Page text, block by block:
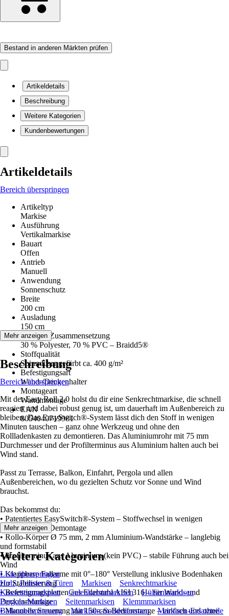
Bestand in anderen Märkten prüfen
Artikeldetails
Beschreibung
Weitere Kategorien
Kundenbewertungen
Artikeldetails
Bereich überspringen
Artikeltyp
Markise
Ausführung
Vertikalmarkise
Bauart
Offen
Antrieb
Manuell
Anwendung
Sonnenschutz
Breite
200 cm
Ausladung
150 cm
Material-Zusammensetzung
30 % Polyester, 70 % PVC – Braidd5®
Stoffqualität
Spinndüsengefärbt ca. 400 g/m²
Befestigungsart
Wand-/Deckenhalter
Montageart
Wandmontage
EAN
8054040719981
Mehr anzeigen
Beschreibung
Bereich überspringen
Mit der Easy Roll 2.0 holst du dir eine Senkrechtmarkise, die schnell
reagiert und dabei robust genug ist, um dauerhaft im Außenbereich zu
bleiben. Das EasySwitch®-System lässt dich den Stoff in wenigen
Minuten tauschen – ganz ohne Werkzeug und ohne den
Rollladenkasten zu demontieren. Das Aluminiumrohr mit 75 mm
Durchmesser und der Profilterminus aus Aluminium halten auch bei
Wind stand.
Passt zu Terrasse, Balkon, Einfahrt, Pergola und allen
Außenbereichen, wo du gezielten Schutz vor Sonne und Wind
brauchst.
Das bekommst du:
• Patentiertes EasySwitch®-System – Stoffwechsel in wenigen
Minuten, ohne Demontage
• Rollo-Körper Ø 75 mm, 2 mm Aluminium-Wandstärke – langlebig
und formstabil
• Profilterminus aus Aluminium (kein PVC) – stabile Führung auch bei
Wind
• Klappbare Fallarme mit 0°–180° Verstellung inklusive Bodenhaken
zur Stabilisierung
• Befestigungsplatten aus Edelstahl AISI 316 – für Wand- und
Deckenmontage
• Manuelle Steuerung mit 150-cm-Bedienstange – einfach und ohne
Mehr anzeigen
Weitere Kategorien
Liste überspringen
Holz, Fenster & Türen
Markisen
Senkrechtmarkise
Kassettenmarkisen
Gelenkarmmarkisen
Hülsenmarkisen
Pergola-Markisen
Seitenmarkisen
Klemmmarkisen
Balkonbespannung
Markisen-Sonderformen
Markisen-Ersatzteile